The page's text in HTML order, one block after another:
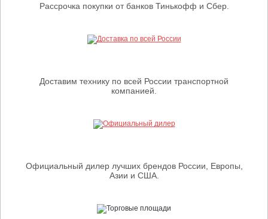
Рассрочка покупки от банков Тинькофф и Сбер.
Доставим технику по всей России транспортной
компанией.
Официальный дилер лучших брендов России, Европы,
Азии и США.